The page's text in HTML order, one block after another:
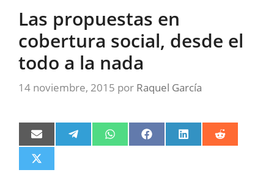
Las propuestas en
cobertura social, desde el
todo a la nada
14 noviembre, 2015 por Raquel García
Compartir
en
Email
Compartir
en
Compartir
en
Compartir
en
Compartir
en
Compartir
en
Compartir
en